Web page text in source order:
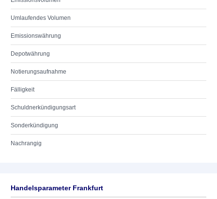
Umlaufendes Volumen
Emissionswährung
Depotwährung
Notierungsaufnahme
Fälligkeit
Schuldnerkündigungsart
Sonderkündigung
Nachrangig
Handelsparameter Frankfurt